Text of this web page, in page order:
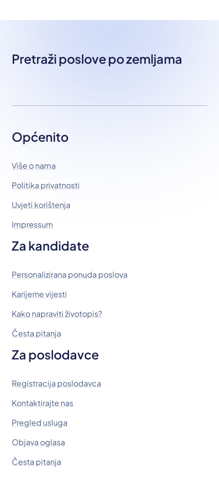
Pretraži poslove po zemljama
Općenito
Više o nama
Politika privatnosti
Uvjeti korištenja
Impressum
Za kandidate
Personalizirana ponuda poslova
Karijerne vijesti
Kako napraviti životopis?
Česta pitanja
Za poslodavce
Registracija poslodavca
Kontaktirajte nas
Pregled usluga
Objava oglasa
Česta pitanja